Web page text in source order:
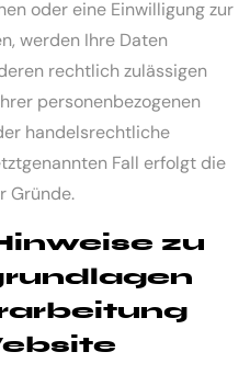
oder eine Einwilligung zur
werden Ihre Daten
rechtlich zulässigen
personenbezogenen
handelsrechtliche
Fall erfolgt die
Gründe.
zu